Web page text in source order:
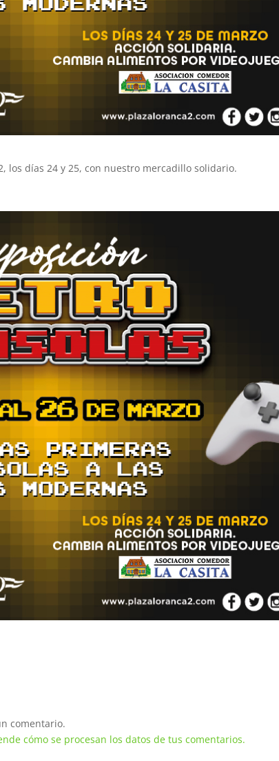
los días 24 y 25, con nuestro mercadillo solidario.
comentario.
cómo se procesan los datos de tus comentarios.